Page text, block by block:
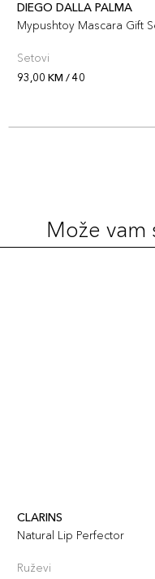
DIEGO DALLA PALMA
Mypushtoy Mascara Gift
Setovi
93,00 KM / 40
Može vam
CLARINS
Natural Lip Perfector
Ruževi